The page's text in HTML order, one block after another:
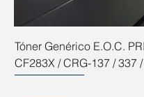
Tóner Genérico E.O.C.
CF283X / CRG-137 / 337